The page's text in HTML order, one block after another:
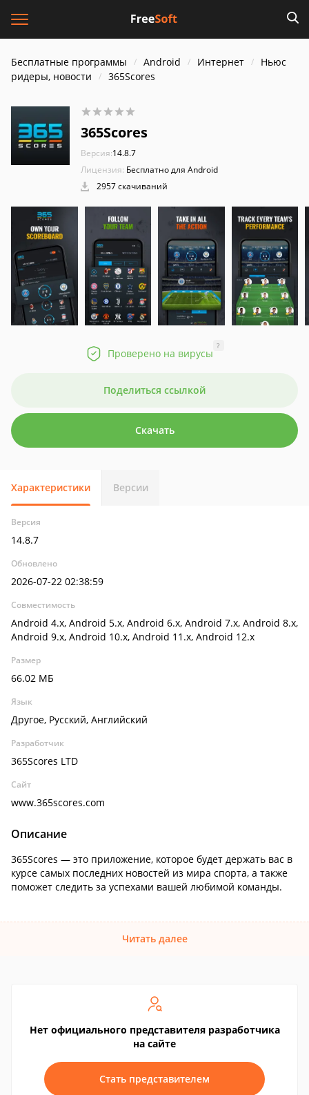
Бесплатные программы Android Интернет
Ньюс
ридеры, новости
365Scores
365Scores
Версия:14.8.7
Лицензия: Бесплатно для Android
2957 скачиваний
Проверено на вирусы
?
Поделиться ссылкой
Скачать
Характеристики Версии
Версия
14.8.7
Обновлено
2026-07-22 02:38:59
Совместимость
Android 4.x, Android 5.x, Android 6.x, Android 7.x, Android 8.x,
Android 9.x, Android 10.x, Android 11.x, Android 12.x
Размер
66.02 МБ
Язык
Другое, Русский, Английский
Разработчик
365Scores LTD
Сайт
www.365scores.com
Описание
365Scores — это приложение, которое будет держать вас в
курсе самых последних новостей из мира спорта, а также
поможет следить за успехами вашей любимой команды.
Читать далее
Нет официального представителя разработчика
на сайте
Стать представителем